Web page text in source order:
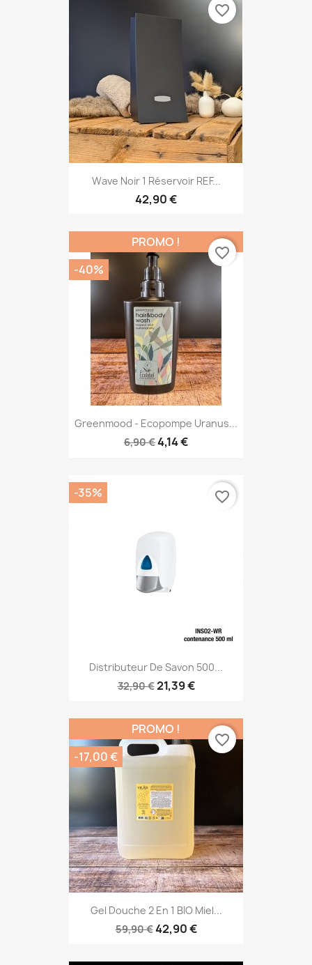
Wave Noir 1 Réservoir REF...
42,90 €
favorite_border
Greenmood - Ecopompe Uranus...
6,90 €4,14 €
PROMO !
-40%
favorite_border
Distributeur De Savon 500...
32,90 €21,39 €
-35% favorite_border
Gel Douche 2 En 1 BIO Miel...
59,90 €42,90 €
PROMO !
-17,00 €
favorite_border